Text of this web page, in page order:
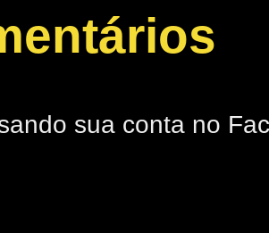
sua conta no